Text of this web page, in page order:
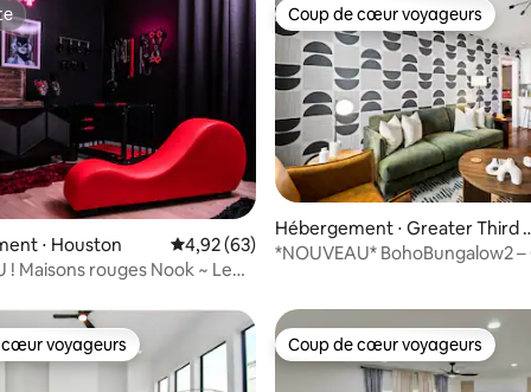
la base de 68 commentaires : 4,9 sur 5
⋅ Houston Évaluation moyenne sur la base de 63
4,92 (63)
! Maisons rouges Nook ~ Le
Coup de cœur voyageurs
Coup de cœur voyageurs
Hébergement ⋅ Greater Third
ard
*NOUVEAU* BohoBungalow2
voyageurs
voyageurs Coup de cœur voyageurs
Coup de cœur voyageurs